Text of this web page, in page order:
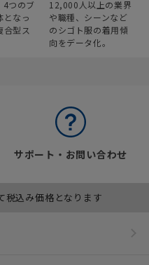
4つのブ
となっ
合型ス
12,000人以上の業界
や職種、シーンなど
のシゴト服の着用傾
向をデータ化。
サポート・お問い合わせ
税込み価格となります